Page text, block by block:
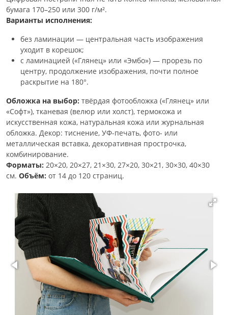
бумага 170–250 или 300 г/м².
Варианты исполнения:
без ламинации — центральная часть изображения
уходит в корешок;
с ламинацией («Глянец» или «Эмбо») — прорезь по
центру, продолжение изображения, почти полное
раскрытие на 180°.
Обложка на выбор: твёрдая фотообложка («Глянец» или
«Софт»), тканевая (велюр или холст), термокожа и
искусственная кожа, натуральная кожа или журнальная
обложка. Декор: тиснение, УФ-печать, фото- или
металлическая вставка, декоративная прострочка,
комбинирование.
Форматы: 20×20, 20×27, 21×30, 27×20, 30×21, 30×30, 40×30
см. Объём: от 14 до 120 страниц.